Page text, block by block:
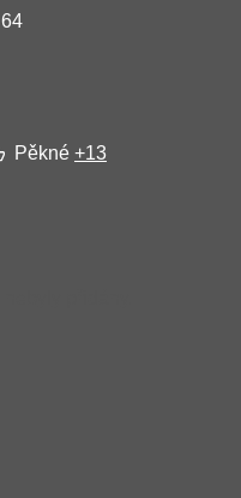
64
Pěkné +13